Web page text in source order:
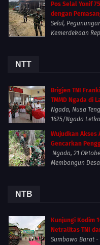
Pos Selal Yonif
dengan
Selal,
Kemerdekaan
NTT
Brigjen TNI
TMMD Ngada di
Ngada, Nusa
1625/Ngada
Wujudkan Akses
Gencarkan
Ngada, 21
Membangun
NTB
Kunjungi Kodim
Netralitas TNI
Sumbawa Barat